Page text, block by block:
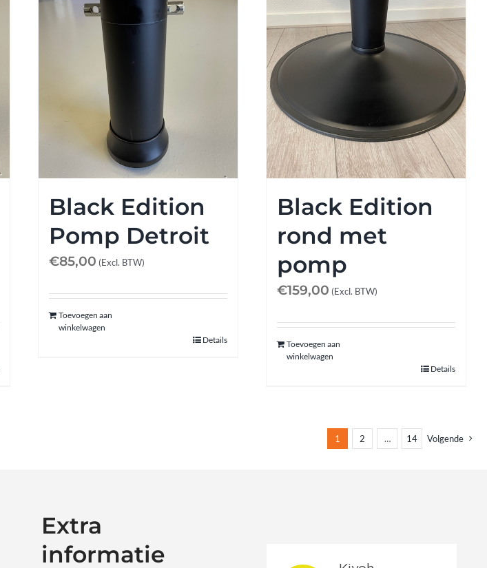
Black Edition
Pomp Detroit
€85,00 (Excl. BTW)
Toevoegen aan
winkelwagen
Details
Black Edition
rond met
pomp
€159,00 (Excl. BTW)
Toevoegen aan
winkelwagen
Details
1 2 … 14 Volgende
Extra
informatie